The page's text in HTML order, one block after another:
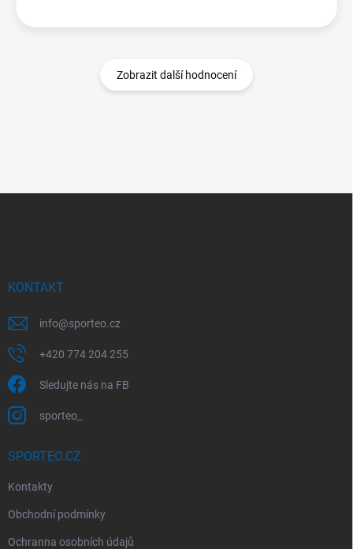
Zobrazit další hodnocení
KONTAKT
info@sporteo.cz
+420 774 204 255
Sledujte nás na FB
sporteo_
SPORTEO.CZ
Kontakty
Obchodní podmínky
Ochranna osobních údajů